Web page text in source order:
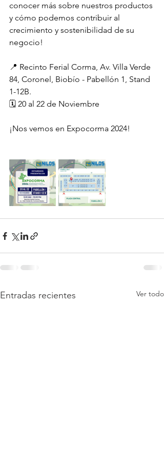
conocer más sobre nuestros productos
y cómo podemos contribuir al
crecimiento y sostenibilidad de su
negocio!
📍 Recinto Ferial Corma, Av. Villa Verde
84, Coronel, Biobío - Pabellón 1, Stand
1-12B.
🗓 20 al 22 de Noviembre
¡Nos vemos en Expocorma 2024!
Entradas recientes Ver todo